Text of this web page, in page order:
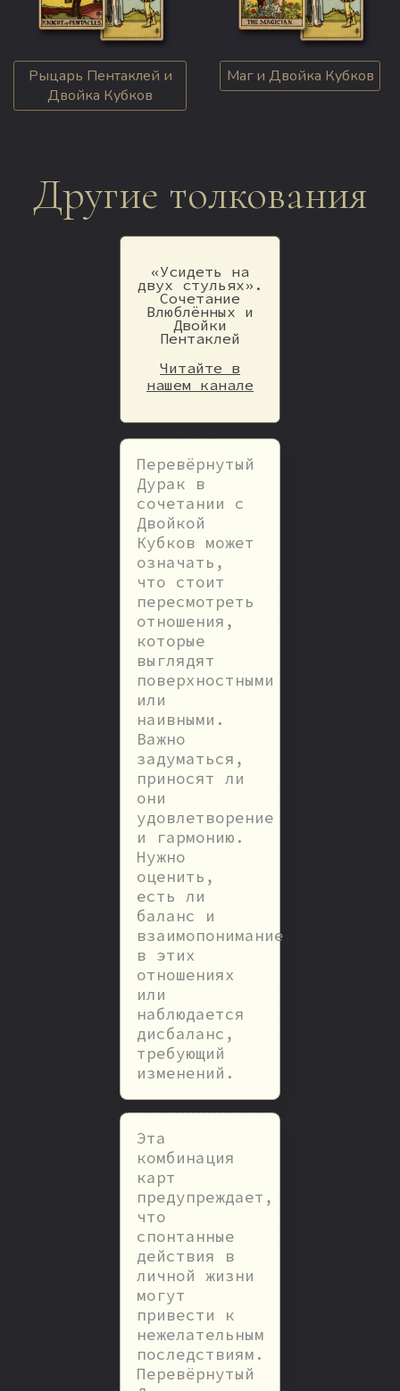
Рыцарь Пентаклей и
Двойка Кубков
Маг и Двойка Кубков
Другие толкования
«Усидеть на
двух стульях».
Сочетание
Влюблённых и
Двойки
Пентаклей
Читайте в
нашем канале
Перевёрнутый
Дурак в
сочетании с
Двойкой
Кубков может
означать,
что стоит
пересмотреть
отношения,
которые
выглядят
поверхностными
или
наивными.
Важно
задуматься,
приносят ли
они
удовлетворение
и гармонию.
Нужно
оценить,
есть ли
баланс и
взаимопонимание
в этих
отношениях
или
наблюдается
дисбаланс,
требующий
изменений.
Эта
комбинация
карт
предупреждает,
что
спонтанные
действия в
личной жизни
могут
привести к
нежелательным
последствиям.
Перевёрнутый